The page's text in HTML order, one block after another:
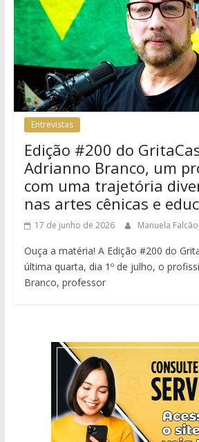
Entrevistas
Edição #200 do
Adrianno Branco, um
com uma trajetória
nas artes cênicas e
17 de junho de 2026 Manuela Falcão
Ouça a matéria! A Edição #200 do
última quarta, dia 1º de julho, o
Branco, professor